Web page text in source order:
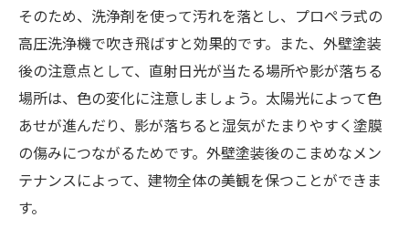
そのため、洗浄剤を使って汚れを落とし、プロペラ式の
高圧洗浄機で吹き飛ばすと効果的です。また、外壁塗装
後の注意点として、直射日光が当たる場所や影が落ちる
場所は、色の変化に注意しましょう。太陽光によって色
あせが進んだり、影が落ちると湿気がたまりやすく塗膜
の傷みにつながるためです。外壁塗装後のこまめなメン
テナンスによって、建物全体の美観を保つことができま
す。